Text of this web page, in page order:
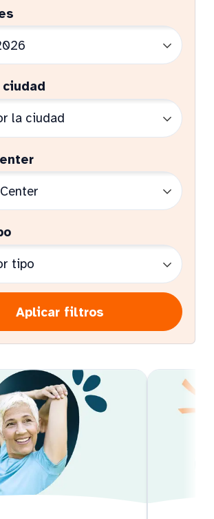
Aplicar filtros